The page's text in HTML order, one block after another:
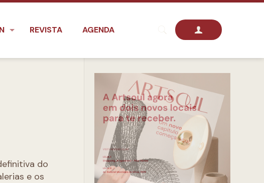
REVISTA AGENDA
do
e os